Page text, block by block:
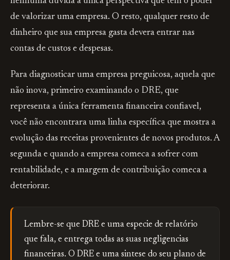
de valorizar uma empresa. O resto, qualquer resto de
dinheiro que sua empresa gasta devera entrar nas
contas de custos e despesas.
Para diagnosticar uma empresa preguicosa, aquela que
não inova, primeiro examinando o DRE, que
representa a única ferramenta financeira confiavel,
você não encontrara uma linha específica que mostra a
evolução das receitas provenientes de novos produtos. A
segunda e quando a empresa comeca a sofrer com
rentabilidade, e a margem de contribuição comeca a
deteriorar.
Lembre-se que DRE e uma especie de relatório
que fala, e entrega todas as suas negligencias
financeiras. O DRE e uma sintese do seu plano de